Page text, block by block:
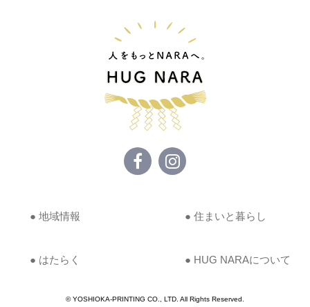
● 地域情報 ● 住まいと暮らし
● はたらく ● HUG NARAについて
© YOSHIOKA-PRINTING CO., LTD. All Rights Reserved.